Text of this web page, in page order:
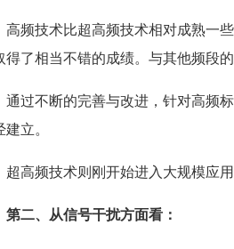
技术比超高频技术相对成熟一些
得了相当不错的成绩。与其他频段
不断的完善与改进，针对高频标
建立。
频技术则刚开始进入大规模应用
第二、从信号干扰方面看：